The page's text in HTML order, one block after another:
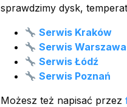
sprawdzimy dysk,
Serwis Kraków
Serwis Warszawa
Serwis Łódź
Serwis Poznań
Możesz też napisać przez